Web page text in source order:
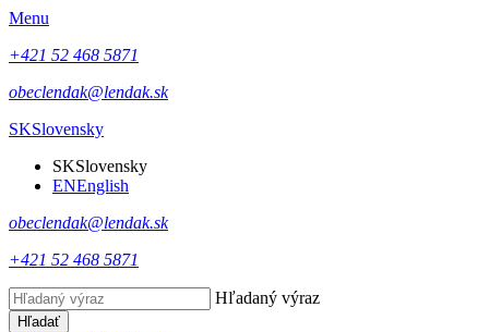
Menu
+421 52 468 5871
obeclendak@lendak.sk
SKSlovensky
SKSlovensky
ENEnglish
obeclendak@lendak.sk
+421 52 468 5871
Hľadaný výraz
Hľadať